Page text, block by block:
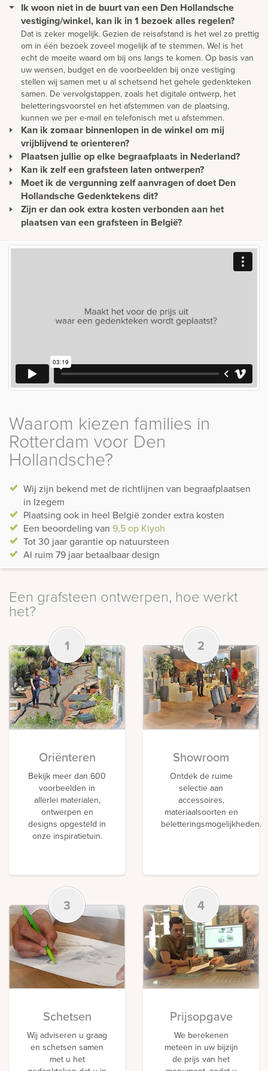
Ik woon niet in de buurt van een Den Hollandsche
vestiging/winkel, kan ik in 1 bezoek alles regelen?
Dat is zeker mogelijk. Gezien de reisafstand is het wel zo prettig
om in één bezoek zoveel mogelijk af te stemmen. Wel is het
echt de moeite waard om bij ons langs te komen. Op basis van
uw wensen, budget en de voorbeelden bij onze vestiging
stellen wij samen met u al schetsend het gehele gedenkteken
samen. De vervolgstappen, zoals het digitale ontwerp, het
beletteringsvoorstel en het afstemmen van de plaatsing,
kunnen we per e-mail en telefonisch met u afstemmen.
Kan ik zomaar binnenlopen in de winkel om mij
vrijblijvend te orienteren?
U kunt gewoon langskomen om rustig ideeën op te doen en te
oriënteren. Wilt u advies? Dan is het verstandig om een afspraak
te maken. Zo hoeft u niet onnodig te wachten en wordt u direct
geholpen.
Plaatsen jullie op elke begraafplaats in Nederland?
Wij plaatsen monumenten zonder extra kosten in heel
Nederland. Daarnaast plaatsen we monumenten in overleg ook
in België en Duitsland. Onze werkwijze is hierop ingericht. Ons
team van vakmensen plaatst alle soorten monumenten volgens
hoge kwaliteitseisen. Zij brengen vrijwel iedere week een
bezoek aan uw regio en zijn dus zeer regelmatig bij u in buurt.
Kan ik zelf een grafsteen laten ontwerpen?
Een mooie en persoonlijke grafsteen moet natuurlijk eerst
ontworpen worden. We bieden u de mogelijkheid om vanuit uw
eigen ontwerp een gedenkteken te realiseren maar u kunt er
natuurlijk ook voor kiezen om het ontwerp geheel vrijblijvend
en gratis door onze adviseurs te laten maken. We staan open
voor al uw ideeën.
Moet ik de vergunning zelf aanvragen of doet Den
Hollandsche Gedenktekens dit?
Als Den Hollandsche Gedenktekens het monument plaatst,
nemen wij contact op met de gemeente voor het aanvragen van
Zijn er dan ook extra kosten verbonden aan het
plaatsen van een grafsteen in België?
voor plaatsing. Zodoende betaalt u geen extra kosten voor de
plaatsing van een grafmonument in uw regio. Wij plaatsen in
heel België en zijn op de hoogte van de lokale richtlijnen van
Waarom kiezen families in
Rotterdam voor Den
Hollandsche?
Wij zijn bekend met de richtlijnen van begraafplaatsen
in Izegem
Plaatsing ook in heel België zonder extra kosten
Een beoordeling van 9,5 op Kiyoh
Tot 30 jaar garantie op natuursteen
Al ruim 79 jaar betaalbaar design
Een grafsteen ontwerpen, hoe werkt
het?
1
Oriënteren
Bekijk meer dan 600
voorbeelden in
allerlei materialen,
ontwerpen en
designs opgesteld in
onze inspiratietuin.
2
Showroom
Ontdek de ruime
selectie aan
accessoires,
materiaalsoorten en
beletteringsmogelijkheden.
3
Schetsen
Wij adviseren u graag
en schetsen samen
met u het
4
Prijsopgave
We berekenen
meteen in uw bijzijn
de prijs van het